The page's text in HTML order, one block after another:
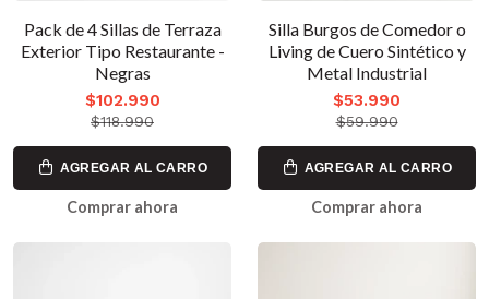
Pack de 4 Sillas de Terraza
Exterior Tipo Restaurante -
Negras
$102.990
$118.990
AGREGAR AL CARRO
Comprar ahora
Silla Burgos de Comedor o
Living de Cuero Sintético y
Metal Industrial
$53.990
$59.990
AGREGAR AL CARRO
Comprar ahora